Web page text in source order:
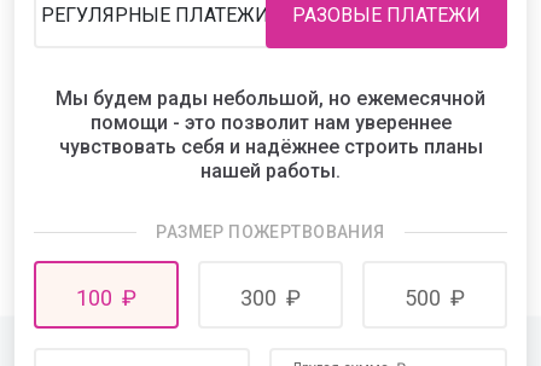
РЕГУЛЯРНЫЕ ПЛАТЕЖИ РАЗОВЫЕ ПЛАТЕЖИ
Мы будем рады небольшой, но ежемесячной
помощи - это позволит нам увереннее
чувствовать себя и надёжнее строить планы
нашей работы.
РАЗМЕР ПОЖЕРТВОВАНИЯ
100 ₽ 300 ₽ 500 ₽